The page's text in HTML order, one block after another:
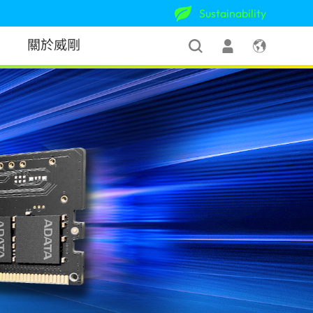
Sustainability
關於威剛